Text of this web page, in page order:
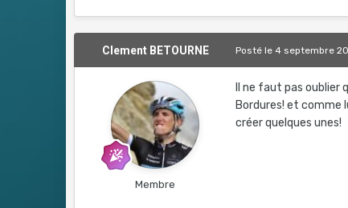
Clement BETOURNE
Membre
Postéle 4 septembre
Il ne faut pas
Bordures! et comme
créer quelques unes!